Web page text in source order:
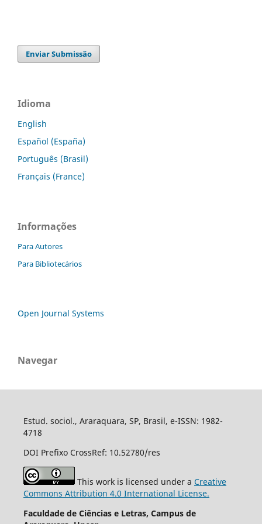
Enviar Submissão
Idioma
English
Español (España)
Português (Brasil)
Français (France)
Informações
Para Autores
Para Bibliotecários
Open Journal Systems
Navegar
Estud. sociol., Araraquara, SP, Brasil, e-ISSN: 1982-
4718
DOI Prefixo CrossRef: 10.52780/res
This work is licensed under a Creative
Commons Attribution 4.0 International License.
Faculdade de Ciências e Letras, Campus de